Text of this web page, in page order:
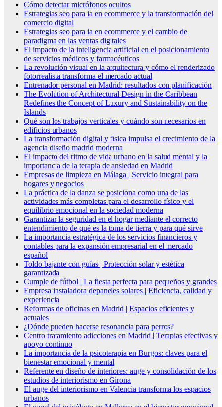
Cómo detectar micrófonos ocultos
Estrategias seo para ia en ecommerce y la transformación del
comercio digital
Estrategias seo para ia en ecommerce y el cambio de
paradigma en las ventas digitales
El impacto de la inteligencia artificial en el posicionamiento
de servicios médicos y farmacéuticos
La revolución visual en la arquitectura y cómo el renderizado
fotorrealista transforma el mercado actual
Entrenador personal en Madrid: resultados con planificación
The Evolution of Architectural Design in the Caribbean
Redefines the Concept of Luxury and Sustainability on the
Islands
Qué son los trabajos verticales y cuándo son necesarios en
edificios urbanos
La transformación digital y física impulsa el crecimiento de la
agencia diseño madrid moderna
El impacto del ritmo de vida urbano en la salud mental y la
importancia de la terapia de ansiedad en Madrid
Empresas de limpieza en Málaga | Servicio integral para
hogares y negocios
La práctica de la danza se posiciona como una de las
actividades más completas para el desarrollo físico y el
equilibrio emocional en la sociedad moderna
Garantizar la seguridad en el hogar mediante el correcto
entendimiento de qué es la toma de tierra y para qué sirve
La importancia estratégica de los servicios financieros y
contables para la expansión empresarial en el mercado
español
Toldo bajante con guías | Protección solar y estética
garantizada
Cumple de fútbol | La fiesta perfecta para pequeños y grandes
Empresa instaladora depaneles solares | Eficiencia, calidad y
experiencia
Reformas de oficinas en Madrid | Espacios eficientes y
actuales
¿Dónde pueden hacerse resonancia para perros?
Centro tratamiento adicciones en Madrid | Terapias efectivas y
apoyo continuo
La importancia de la psicoterapia en Burgos: claves para el
bienestar emocional y mental
Referente en diseño de interiores: auge y consolidación de los
estudios de interiorismo en Girona
El auge del interiorismo en Valencia transforma los espacios
urbanos